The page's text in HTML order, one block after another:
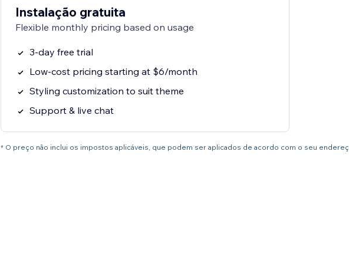
Instalação gratuita
Flexible monthly pricing based on usage
3-day free trial
Low-cost pricing starting at $6/month
Styling customization to suit theme
Support & live chat
* O preço não inclui os impostos aplicáveis, que podem ser aplicados de acordo com o seu